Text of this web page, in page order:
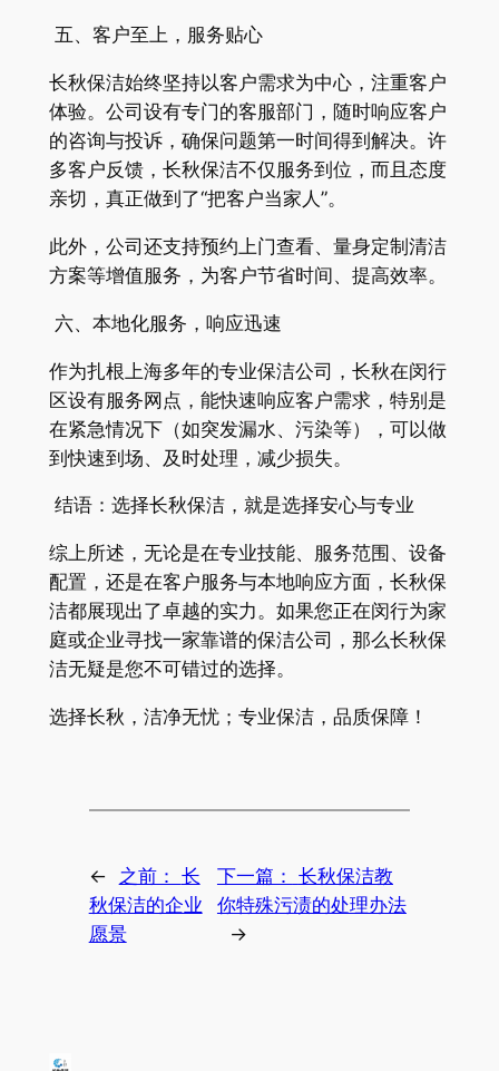
五、客户至上，服务贴心
长秋保洁始终坚持以客户需求为中心，注重客户
体验。公司设有专门的客服部门，随时响应客户
的咨询与投诉，确保问题第一时间得到解决。许
多客户反馈，长秋保洁不仅服务到位，而且态度
亲切，真正做到了“把客户当家人”。
此外，公司还支持预约上门查看、量身定制清洁
方案等增值服务，为客户节省时间、提高效率。
六、本地化服务，响应迅速
作为扎根上海多年的专业保洁公司，长秋在闵行
区设有服务网点，能快速响应客户需求，特别是
在紧急情况下（如突发漏水、污染等），可以做
到快速到场、及时处理，减少损失。
结语：选择长秋保洁，就是选择安心与专业
综上所述，无论是在专业技能、服务范围、设备
配置，还是在客户服务与本地响应方面，长秋保
洁都展现出了卓越的实力。如果您正在闵行为家
庭或企业寻找一家靠谱的保洁公司，那么长秋保
洁无疑是您不可错过的选择。
选择长秋，洁净无忧；专业保洁，品质保障！
← 之前： 长
秋保洁的企业
愿景
下一篇： 长秋保洁教
你特殊污渍的处理办法
→